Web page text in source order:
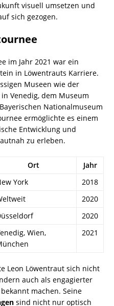
visuell umsetzen und
sich gezogen.
im Jahr 2021 war ein
in Löwentrauts Karriere.
Museen wie der
Venedig, dem Museum
Nationalmuseum
ermöglichte es einem
Entwicklung und
zu erleben.
Ort
Jahr
York
2018
2020
2020
Wien,
2021
Leon Löwentraut sich nicht
auch als engagierter
machen. Seine
sind nicht nur optisch